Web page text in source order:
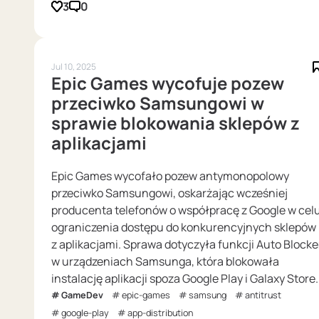
3 0
Jul 10, 2025
Epic Games wycofuje pozew
przeciwko Samsungowi w
sprawie blokowania sklepów z
aplikacjami
Epic Games wycofało pozew antymonopolowy
przeciwko Samsungowi, oskarżając wcześniej
producenta telefonów o współpracę z Google w
ograniczenia dostępu do konkurencyjnych sklepów
z aplikacjami. Sprawa dotyczyła funkcji Auto
w urządzeniach Samsunga, która blokowała
instalację aplikacji spoza Google Play i Galaxy Store.
GameDev epic-games samsung
antitrust
google-play
app-distribution